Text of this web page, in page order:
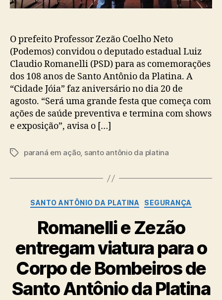
O prefeito Professor Zezão Coelho Neto
(Podemos) convidou o deputado estadual Luiz
Claudio Romanelli (PSD) para as comemorações
dos 108 anos de Santo Antônio da Platina. A
“Cidade Jóia” faz aniversário no dia 20 de
agosto. “Será uma grande festa que começa com
ações de saúde preventiva e termina com shows
e exposição”, avisa o […]
Tagsparaná em ação, santo antônio da platina
Categorias
SANTO ANTÔNIO DA PLATINA SEGURANÇA
Romanelli e Zezão
entregam viatura para o
Corpo de Bombeiros de
Santo Antônio da Platina